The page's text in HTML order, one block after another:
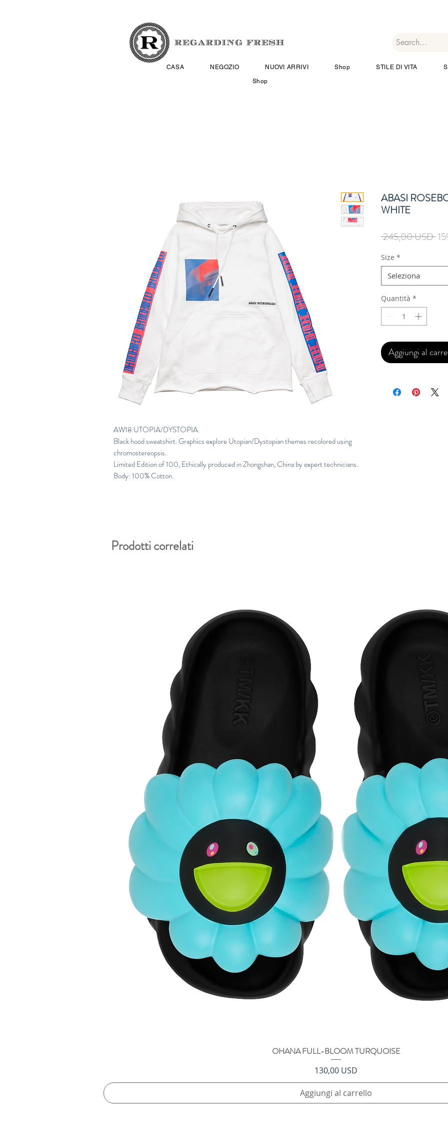
CASA NEGOZIO NUOVI ARRIVI Shop STILE DI VITA
Shop
AW18 UTOPIA/DYSTOPIA.
Black hood sweatshirt. Graphics explore Utopian/Dystopian themes recolored using
chromostereopsis.
Limited Edition of 100, Ethically produced in Zhongshan, China by expert technicians.
Body: 100% Cotton.
ABASI
WHITE
245,00 USD
Size *
Seleziona
Quantità *
Aggiungi al
Prodotti correlati
Vista rapida
OHANA FULL-BLOOM TURQUOISE
Prezzo
130,00 USD
Aggiungi al carrello